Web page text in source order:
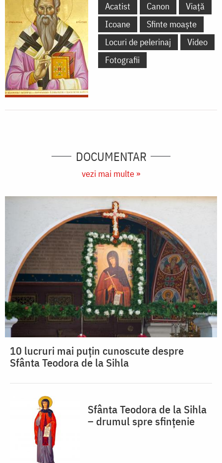
Acatist Canon
Viață
Icoane
Sfinte moaște
Locuri de pelerinaj
Video
Fotografii
DOCUMENTAR
vezi mai multe »
10 lucruri mai puțin cunoscute despre
Sfânta Teodora de la Sihla
Sfânta Teodora de la Sihla
– drumul spre sfințenie